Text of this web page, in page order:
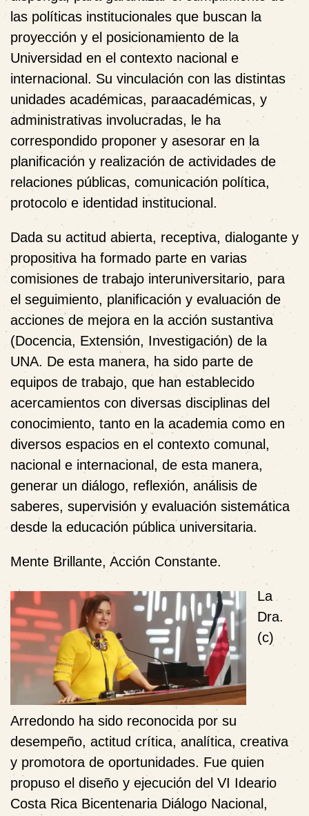
las políticas institucionales que buscan la
proyección y el posicionamiento de la
Universidad en el contexto nacional e
internacional. Su vinculación con las distintas
unidades académicas, paraacadémicas, y
administrativas involucradas, le ha
correspondido proponer y asesorar en la
planificación y realización de actividades de
relaciones públicas, comunicación política,
protocolo e identidad institucional.
Dada su actitud abierta, receptiva, dialogante y
propositiva ha formado parte en varias
comisiones de trabajo interuniversitario, para
el seguimiento, planificación y evaluación de
acciones de mejora en la acción sustantiva
(Docencia, Extensión, Investigación) de la
UNA. De esta manera, ha sido parte de
equipos de trabajo, que han establecido
acercamientos con diversas disciplinas del
conocimiento, tanto en la academia como en
diversos espacios en el contexto comunal,
nacional e internacional, de esta manera,
generar un diálogo, reflexión, análisis de
saberes, supervisión y evaluación sistemática
desde la educación pública universitaria.
Mente Brillante, Acción Constante.
La
Dra.
(c)
Arredondo ha sido reconocida por su
desempeño, actitud crítica, analítica, creativa
y promotora de oportunidades. Fue quien
propuso el diseño y ejecución del VI Ideario
Costa Rica Bicentenaria Diálogo Nacional,